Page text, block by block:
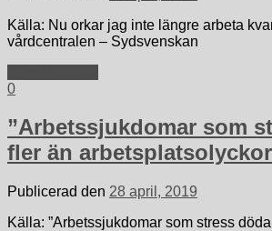
Källa: Nu orkar jag inte längre arbeta
vårdcentralen – Sydsvenskan
0
”Arbetssjukdomar som
fler än
Publicerad den 28 april, 2019
Källa: ”Arbetssjukdomar som stress